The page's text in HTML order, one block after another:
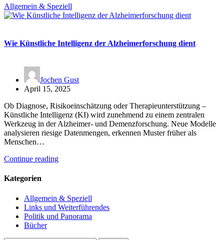
Allgemein & Speziell
Wie Künstliche Intelligenz der Alzheimerforschung dient
Jochen Gust
April 15, 2025
Ob Diagnose, Risikoeinschätzung oder Therapieunterstützung –
Künstliche Intelligenz (KI) wird zunehmend zu einem zentralen
Werkzeug in der Alzheimer- und Demenzforschung. Neue Modelle
analysieren riesige Datenmengen, erkennen Muster früher als
Menschen…
Continue reading
Kategorien
Allgemein & Speziell
Links und Weiterführendes
Politik und Panorama
Bücher